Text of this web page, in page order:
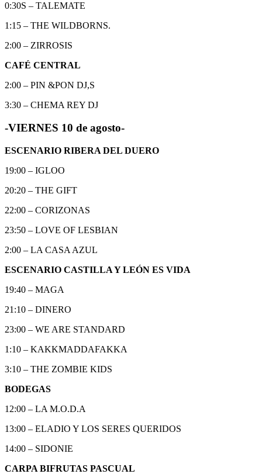
0:30S – TALEMATE
1:15 – THE WILDBORNS.
2:00 – ZIRROSIS
CAFÉ CENTRAL
2:00 – PIN &PON DJ,S
3:30 – CHEMA REY DJ
-VIERNES 10 de agosto-
ESCENARIO RIBERA DEL DUERO
19:00 – IGLOO
20:20 – THE GIFT
22:00 – CORIZONAS
23:50 – LOVE OF LESBIAN
2:00 – LA CASA AZUL
ESCENARIO CASTILLA Y LEÓN ES VIDA
19:40 – MAGA
21:10 – DINERO
23:00 – WE ARE STANDARD
1:10 – KAKKMADDAFAKKA
3:10 – THE ZOMBIE KIDS
BODEGAS
12:00 – LA M.O.D.A
13:00 – ELADIO Y LOS SERES QUERIDOS
14:00 – SIDONIE
CARPA BIFRUTAS PASCUAL